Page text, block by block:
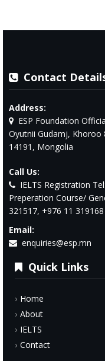
Contact
Address:
ESP Foundation
Oyutnii Gudamj, Khoroo
14191, Mongolia
Call Us:
IELTS Registration
Preperation Course/
321517, +976 11 319168
Email:
enquiries@esp.mn
Quick Links
Home
About
IELTS
Contact